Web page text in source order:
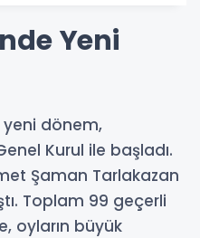
Yeni
yeni dönem,
Kurul ile başladı.
Şaman Tarlakazan
Toplam 99 geçerli
oyların büyük